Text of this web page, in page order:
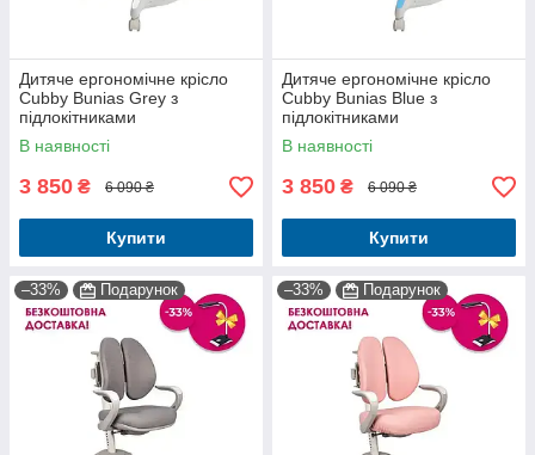
Дитяче ергономічне крісло
Cubby Bunias Grey з
підлокітниками
В наявності
3 850 ₴ 6 090 ₴
Купити
Дитяче ергономічне крісло
Cubby Bunias Blue з
підлокітниками
В наявності
3 850 ₴ 6 090 ₴
Купити
–33% Подарунок –33% Подарунок